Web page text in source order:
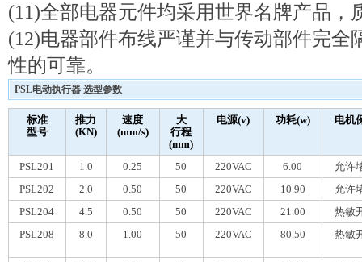
(11)全部电器元件均采用世界名牌产品，
(12)电器部件布线严谨并与传动部件完全
性的可靠。
PSL电动执行器 选型参数
标准
型号
推力
(KN)
速度
(mm/s)
大
行程
(mm)
电源(v) 功耗(w) 电机
PSL201 1.0 0.25 50 220VAC 6.00
允许
PSL202
2.0 0.50 50 220VAC 10.90
允许
PSL204
4.5 0.50 50 220VAC 21.00
热敏
PSL208
8.0 1.00 50 220VAC 80.50 热敏